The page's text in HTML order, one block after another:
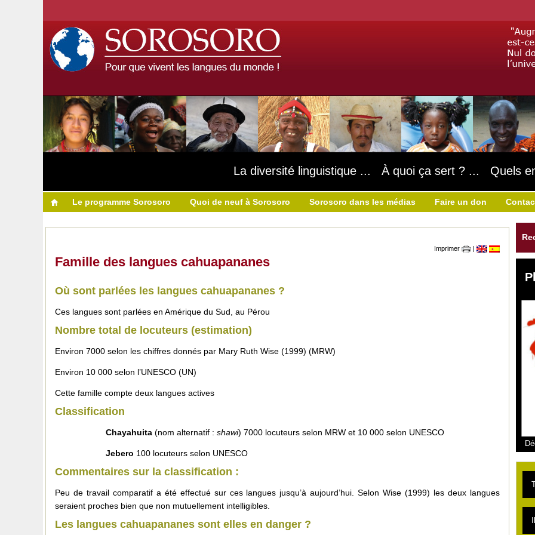
La diversité linguistique ... À quoi ça sert ? ... Quels
Le programme Sorosoro Quoi de neuf à Sorosoro Sorosoro dans les médias Faire un don
Imprimer |
Famille des langues cahuapananes
Où sont parlées les langues cahuapananes ?
Ces langues sont parlées en Amérique du Sud, au Pérou
Nombre total de locuteurs (estimation)
Environ 7000 selon les chiffres donnés par Mary Ruth Wise (1999) (MRW)
Environ 10 000 selon l’UNESCO (UN)
Cette famille compte deux langues actives
Classification
Chayahuita (nom alternatif : shawi) 7000 locuteurs selon MRW et 10 000 selon UNESCO
Jebero 100 locuteurs selon UNESCO
Commentaires sur la classification :
Peu de travail comparatif a été effectué sur ces langues jusqu’à aujourd’hui. Selon Wise (1999) les deux langues
seraient proches bien que non mutuellement intelligibles.
Les langues cahuapananes sont elles en danger ?